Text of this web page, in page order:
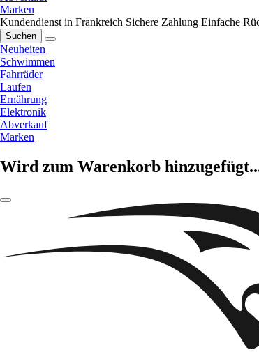
Marken
Kundendienst in Frankreich Sichere Zahlung Einfache
Suchen
Neuheiten
Schwimmen
Fahrräder
Laufen
Ernährung
Elektronik
Abverkauf
Marken
Wird zum Warenkorb